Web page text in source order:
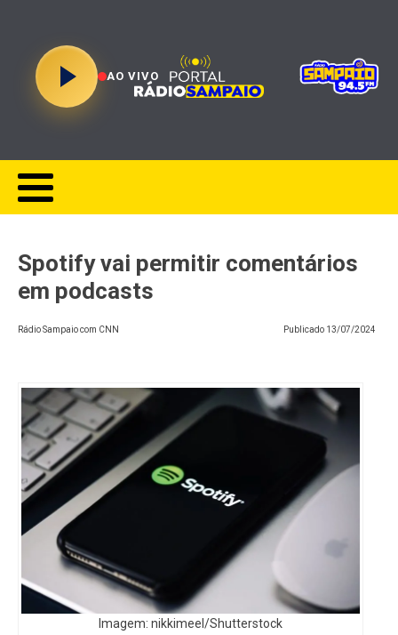
AO VIVO
Spotify vai permitir comentários
em podcasts
Rádio Sampaio com CNN Publicado 13/07/2024
Imagem: nikkimeel/Shutterstock